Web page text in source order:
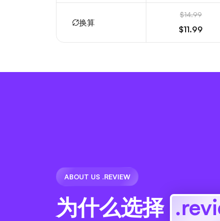
换算
$14.99
$11.99
ABOUT US .REVIEW
为什么选择